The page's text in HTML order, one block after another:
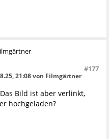
#177
21:08 von Filmgärtner
Bild ist aber verlinkt,
hochgeladen?